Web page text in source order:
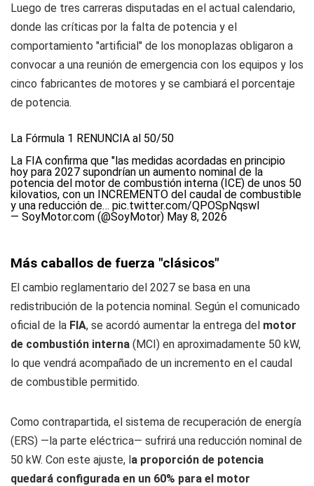
Luego de tres carreras disputadas en el actual calendario,
donde las críticas por la falta de potencia y el
comportamiento "artificial" de los monoplazas obligaron a
convocar a una reunión de emergencia con los equipos y los
cinco fabricantes de motores y se cambiará el porcentaje
de potencia.
La Fórmula 1 RENUNCIA al 50/50
La FIA confirma que "las medidas acordadas en principio
hoy para 2027 supondrían un aumento nominal de la
potencia del motor de combustión interna (ICE) de unos 50
kilovatios, con un INCREMENTO del caudal de combustible
y una reducción de… pic.twitter.com/QPOSpNqswl
— SoyMotor.com (@SoyMotor) May 8, 2026
Más caballos de fuerza "clásicos"
El cambio reglamentario del 2027 se basa en una
redistribución de la potencia nominal. Según el comunicado
oficial de la FIA, se acordó aumentar la entrega del motor
de combustión interna (MCI) en aproximadamente 50 kW,
lo que vendrá acompañado de un incremento en el caudal
de combustible permitido.
Como contrapartida, el sistema de recuperación de energía
(ERS) —la parte eléctrica— sufrirá una reducción nominal de
50 kW. Con este ajuste, la proporción de potencia
quedará configurada en un 60% para el motor